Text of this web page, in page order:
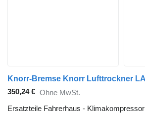
350,24 € Ohne MwSt.
Ersatzteile Fahrerhaus - Klimakompressor